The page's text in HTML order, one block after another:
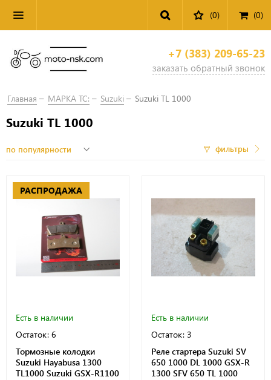
(0) (0)
+7 (383) 209-65-23
заказать обратный звонок
Главная МАРКА ТС: Suzuki Suzuki TL 1000
Suzuki TL 1000
фильтры
РАСПРОДАЖА
Есть в наличии
Остаток: 6
Тормозные колодки
Suzuki Hayabusa 1300
TL1000 Suzuki GSX-R1100
Есть в наличии
Остаток: 3
Реле стартера Suzuki SV
650 1000 DL 1000 GSX-R
1300 SFV 650 TL 1000